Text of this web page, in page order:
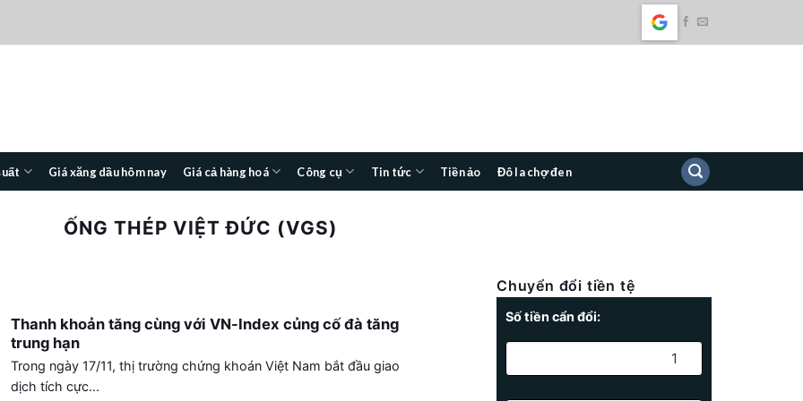
Giá xăng dầu hôm nay Giá cả hàng hoá Công cụ Tin tức Tiền ảo Đô la chợ đen
ỐNG THÉP VIỆT ĐỨC (VGS)
Thanh khoản tăng cùng với VN-Index củng cố đà tăng
trung hạn
Trong ngày 17/11, thị trường chứng khoán Việt Nam bắt đầu giao
dịch tích cực...
Chuyển đổi tiền tệ
Số tiền cẩn đổi: